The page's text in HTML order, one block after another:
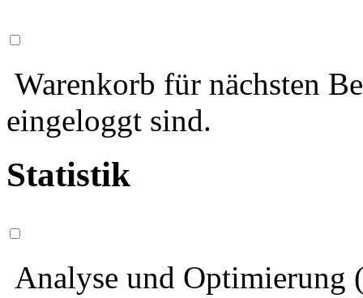
Warenkorb für nächsten
eingeloggt sind.
Statistik
Analyse und Optimierung